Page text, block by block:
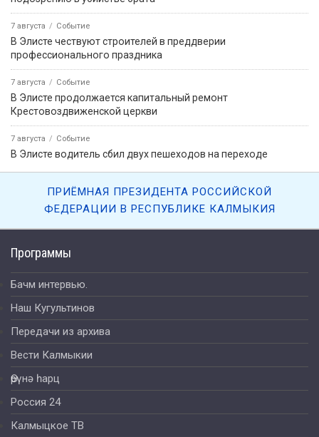
Программы
Бачм интервью.
Наш Кугультинов
Передачи из архива
Вести Калмыкии
Өрүнә һарц
Россия 24
Калмыцкое ТВ
7 августа Событие
В Элисте чествуют строителей в преддверии
профессионального праздника
7 августа Событие
В Элисте продолжается капитальный ремонт
Крестовоздвиженской церкви
7 августа Событие
В Элисте водитель сбил двух пешеходов на переходе
ПРИЁМНАЯ ПРЕЗИДЕНТА РОССИЙСКОЙ
ФЕДЕРАЦИИ В РЕСПУБЛИКЕ КАЛМЫКИЯ